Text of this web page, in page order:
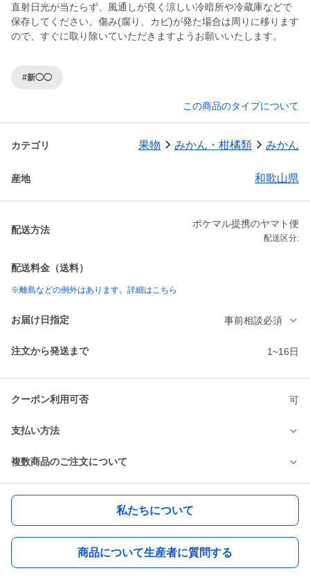
直射日光が当たらず、風通しが良く涼しい冷暗所や冷蔵庫などで
保存してください。傷み(腐り、カビ)が発た場合は周りに移ります
#新◯◯
この商品のタイプについて
カテゴリ 果物 みかん・柑橘類 みかん
産地 和歌山県
配送方法
ポケマル提携のヤマト便
配送区分:
配送料金（送料）
※離島などの例外はあります。詳細はこちら
お届け日指定 事前相談必須
注文から発送まで 1~16日
クーポン利用可否 可
支払い方法
複数商品のご注文について
私たちについて
商品について生産者に質問する